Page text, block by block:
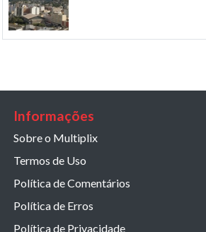
Informações
Sobre o Multiplix
Termos de Uso
Política de Comentários
Política de Erros
Política de Privacidade